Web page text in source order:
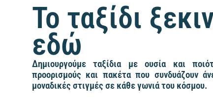
Το ταξίδι
εδώ
Δημιουργούμε ταξίδια με ουσία και
προορισμούς και πακέτα που συνδυάζουν
μοναδικές στιγμές σε κάθε γωνιά του κόσμου.